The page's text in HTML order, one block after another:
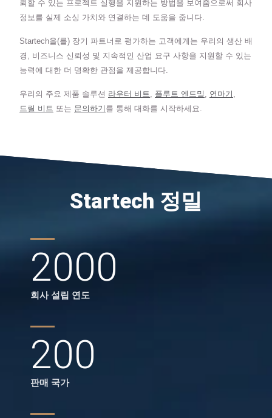
뢰할 수 있는 프로젝트 실행을 지원하는 방법을 보여줌으로써 회사
정보를 실제 소싱 가치와 연결하는 데 도움을 줍니다.
Startech을(를) 장기 파트너로 평가하는 고객에게는 우리의 생산 배
경, 비즈니스 신뢰성 및 지속적인 산업 요구 사항을 지원할 수 있는
능력에 대한 더 명확한 관점을 제공합니다.
우리의 주요 제품 솔루션 라우터 비트 플루트 엔드밀 연마기
드릴 비트 또는 문의하기 를 통해 대화를 시작하세요.
Startech 정밀
2000
회사 설립 연도
200
판매 국가